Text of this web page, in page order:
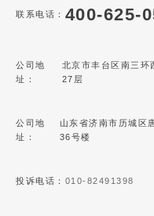
联系电话： 400-625-
公司地
址：
北京市丰台区南三环
27层
公司地
址：
山东省济南市历城区
36号楼
投诉电话： 010-82491398